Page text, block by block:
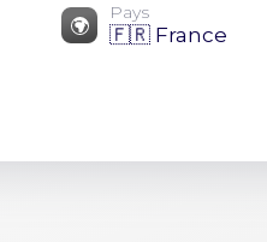
Pays
🇫🇷 France